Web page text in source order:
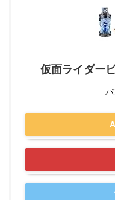
仮面ライダー